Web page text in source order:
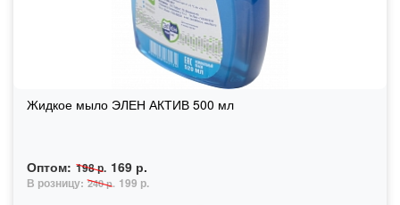
Жидкое мыло ЭЛЕН АКТИВ 500 мл
Оптом: 198 р. 169 р.
В розницу: 240 р. 199 р.